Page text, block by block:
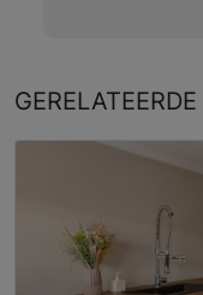
GERELATEERDE